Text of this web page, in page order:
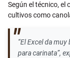
Según el técnico, el
cultivos como
“El Excel da
para carinata”,